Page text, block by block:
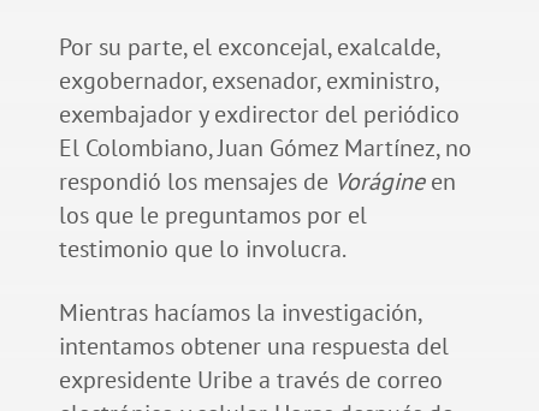
Por su parte, el exconcejal, exalcalde,
exgobernador, exsenador, exministro,
exembajador y exdirector del periódico
El Colombiano, Juan Gómez Martínez, no
respondió los mensajes de Vorágineen
los que le preguntamos por el
testimonio que lo involucra.
Mientras hacíamos la investigación,
intentamos obtener una respuesta del
expresidente Uribe a través de correo